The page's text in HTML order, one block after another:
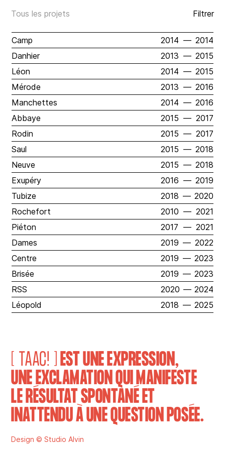
Tous les projets Filtrer
2014 — 2014
Camp
2013 — 2015
Danhier
2014 — 2015
Léon
2013 — 2016
Mérode
2014 — 2016
Manchettes
2015 — 2017
Abbaye
2015 — 2017
Rodin
2015 — 2018
Saul
2015 — 2018
Neuve
2016 — 2019
Exupéry
2018 — 2020
Tubize
2010 — 2021
Rochefort
2017 — 2021
Piéton
2019 — 2022
Dames
2019 — 2023
Centre
2019 — 2023
Brisée
2020 — 2024
RSS
2018 — 2025
Léopold
[ TAAC! ]EST UNE EXPRESSION,
UNE EXCLAMATION QUI MANIFESTE
LE RÉSULTAT SPONTANÉ ET
INATTENDU À UNE QUESTION POSÉE.
Design © Studio Alvin